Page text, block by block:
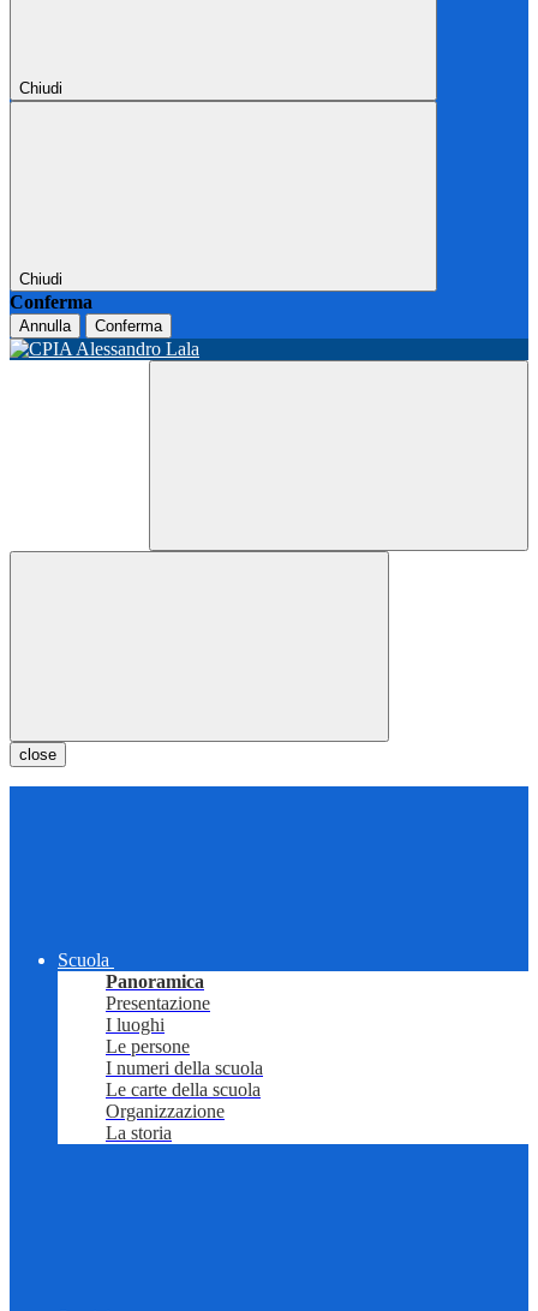
Chiudi
Chiudi
Conferma
Annulla Conferma
close
Scuola
Panoramica
Presentazione
I luoghi
Le persone
I numeri della scuola
Le carte della scuola
Organizzazione
La storia